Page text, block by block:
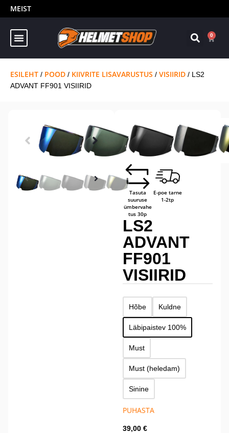
MEIST
0
ESILEHT / POOD / KIIVRITE LISAVARUSTUS / VISIIRID / LS2
ADVANT FF901 VISIIRID
Kaupluses
kohal
TASUTA
tarne
14-päevane
tagastusõig
Tasuta
suuruse
ümbervahe
tus 30p
E-poe tarne
1-2tp
LS2
ADVANT
FF901
VISIIRID
Hõbe Kuldne
Läbipaistev 100%
Must
Must (heledam)
Sinine
PUHASTA
39,00 €